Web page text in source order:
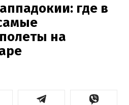
где в
на